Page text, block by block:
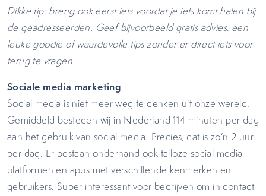
Dikke tip: breng ook eerst iets voordat je iets komt halen bij
de geadresseerden. Geef bijvoorbeeld gratis advies, een
leuke goodie of waardevolle tips zonder er direct iets voor
terug te vragen.
Sociale media marketing
Social media is niet meer weg te denken uit onze wereld.
Gemiddeld besteden wij in Nederland 114 minuten per dag
aan het gebruik van social media. Precies, dat is zo’n 2 uur
per dag. Er bestaan onderhand ook talloze social media
platformen en apps met verschillende kenmerken en
gebruikers. Super interessant voor bedrijven om in contact